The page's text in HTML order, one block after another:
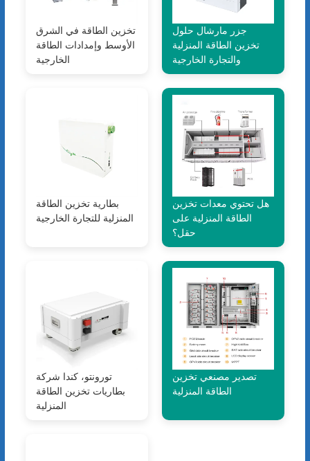
تخزين الطاقة في الشرق
الأوسط وإمدادات الطاقة
الخارجية
جزر مارشال حلول
تخزين الطاقة المنزلية
والتجارة الخارجية
بطارية تخزين الطاقة
المنزلية للتجارة الخارجية
هل تحتوي معدات تخزين
الطاقة المنزلية على
حقل؟
تورونتو، كندا شركة
بطاريات تخزين الطاقة
المنزلية
تصدير مصنعي تخزين
الطاقة المنزلية